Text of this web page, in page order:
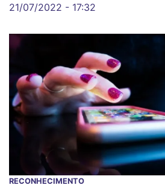
21/07/2022 - 17:32
RECONHECIMENTO